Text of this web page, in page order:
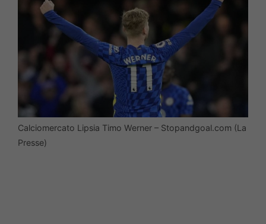
Calciomercato Lipsia Timo Werner – Stopandgoal.com (La
Presse)